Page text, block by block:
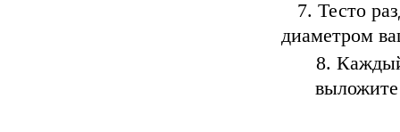
Тесто
диаметром
выложите